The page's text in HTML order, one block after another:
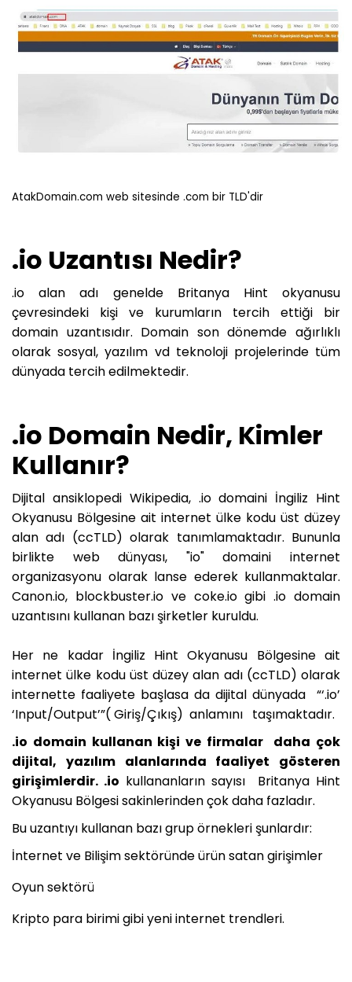
AtakDomain.com web sitesinde .com bir TLD'dir
.io Uzantısı Nedir?
.io alan adı genelde Britanya Hint okyanusu
çevresindeki kişi ve kurumların tercih ettiği bir
domain uzantısıdır. Domain son dönemde ağırlıklı
olarak sosyal, yazılım vd teknoloji projelerinde tüm
dünyada tercih edilmektedir.
.io Domain Nedir, Kimler
Kullanır?
Dijital ansiklopedi Wikipedia, .io domaini İngiliz Hint
Okyanusu Bölgesine ait internet ülke kodu üst düzey
alan adı (ccTLD) olarak tanımlamaktadır. Bununla
birlikte web dünyası, "io" domaini internet
organizasyonu olarak lanse ederek kullanmaktalar.
Canon.io, blockbuster.io ve coke.io gibi .io domain
uzantısını kullanan bazı şirketler kuruldu.
Her ne kadar İngiliz Hint Okyanusu Bölgesine ait
internet ülke kodu üst düzey alan adı (ccTLD) olarak
internette faaliyete başlasa da dijital dünyada “‘.io’
‘Input/Output’”( Giriş/Çıkış) anlamını taşımaktadır.
.io domain kullanan kişi ve firmalar daha çok
dijital, yazılım alanlarında faaliyet gösteren
girişimlerdir. .io kullananların sayısı Britanya Hint
Okyanusu Bölgesi sakinlerinden çok daha fazladır.
Bu uzantıyı kullanan bazı grup örnekleri şunlardır:
İnternet ve Bilişim sektöründe ürün satan girişimler
Oyun sektörü
Kripto para birimi gibi yeni internet trendleri.